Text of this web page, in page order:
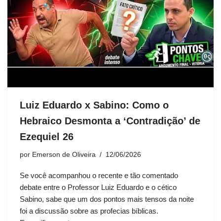
Luiz Eduardo x Sabino: Como o
Hebraico Desmonta a ‘Contradição’ de
Ezequiel 26
por Emerson de Oliveira 12/06/2026
Se você acompanhou o recente e tão comentado
debate entre o Professor Luiz Eduardo e o cético
Sabino, sabe que um dos pontos mais tensos da noite
foi a discussão sobre as profecias bíblicas.